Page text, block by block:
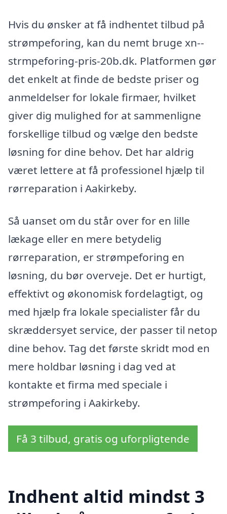
Hvis du ønsker at få indhentet tilbud på
strømpeforing, kan du nemt bruge xn--
strmpeforing-pris-20b.dk. Platformen gør
det enkelt at finde de bedste priser og
anmeldelser for lokale firmaer, hvilket
giver dig mulighed for at sammenligne
forskellige tilbud og vælge den bedste
løsning for dine behov. Det har aldrig
været lettere at få professionel hjælp til
rørreparation i Aakirkeby.
Så uanset om du står over for en lille
lækage eller en mere betydelig
rørreparation, er strømpeforing en
løsning, du bør overveje. Det er hurtigt,
effektivt og økonomisk fordelagtigt, og
med hjælp fra lokale specialister får du
skræddersyet service, der passer til netop
dine behov. Tag det første skridt mod en
mere holdbar løsning i dag ved at
kontakte et firma med speciale i
strømpeforing i Aakirkeby.
Få 3 tilbud, gratis og uforpligtende
Indhent altid mindst 3